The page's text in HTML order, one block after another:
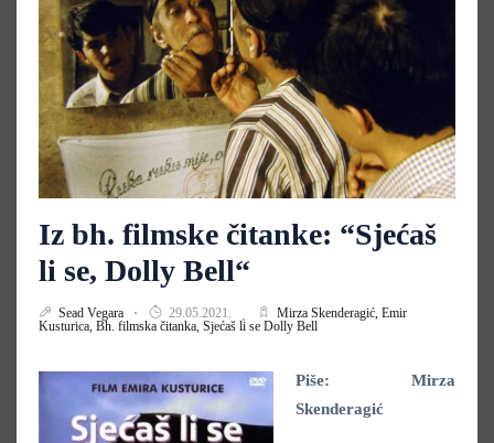
Iz bh. filmske čitanke: “Sjećaš
li se, Dolly Bell“
Sead Vegara 29.05.2021. Mirza Skenderagić, Emir
Kusturica, Bh. filmska čitanka, Sjećaš li se Dolly Bell
Piše: Mirza
Skenderagić